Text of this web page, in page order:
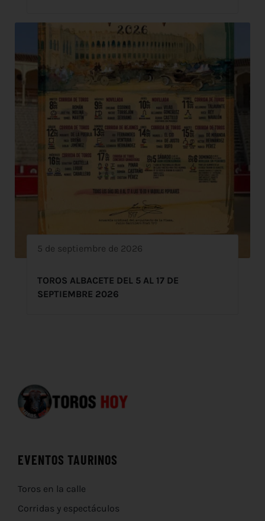
5 de septiembre de 2026
TOROS ALBACETE DEL 5 AL 17 DE
SEPTIEMBRE 2026
EVENTOS TAURINOS
Toros en la calle
Corridas y espectáculos